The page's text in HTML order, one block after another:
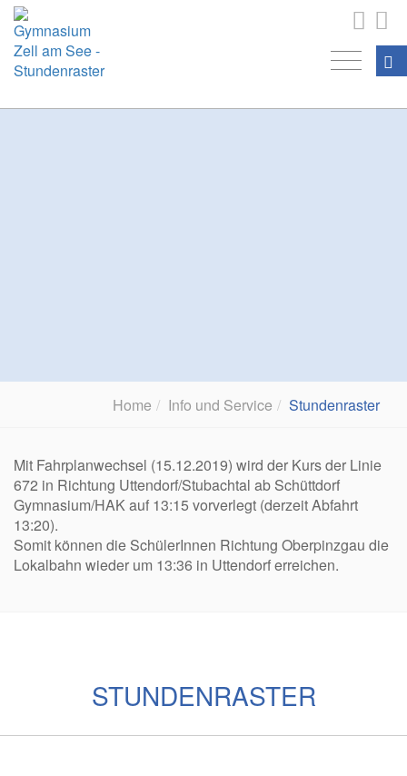
Home Info und Service Stundenraster
Mit Fahrplanwechsel (15.12.2019) wird der Kurs der Linie
672 in Richtung Uttendorf/Stubachtal ab Schüttdorf
Gymnasium/HAK auf 13:15 vorverlegt (derzeit Abfahrt
13:20).
Somit können die SchülerInnen Richtung Oberpinzgau die
Lokalbahn wieder um 13:36 in Uttendorf erreichen.
STUNDENRASTER